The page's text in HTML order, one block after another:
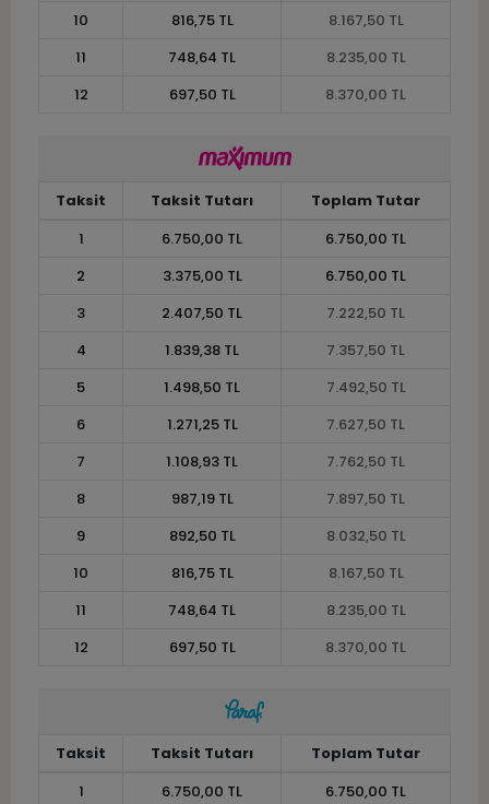
10 816,75 TL
8.167,50 TL
11
748,64 TL
8.235,00 TL
12
697,50 TL 8.370,00 TL
Taksit Taksit Tutarı
Toplam Tutar
1
6.750,00 TL
6.750,00 TL
2
3.375,00 TL
6.750,00 TL
3
2.407,50 TL
7.222,50 TL
4
1.839,38 TL
7.357,50 TL
5
1.498,50 TL
7.492,50 TL
6
1.271,25 TL
7.627,50 TL
7
1.108,93 TL
7.762,50 TL
8
987,19 TL
7.897,50 TL
9
892,50 TL
8.032,50 TL
10
816,75 TL
8.167,50 TL
11
748,64 TL
8.235,00 TL
12
697,50 TL 8.370,00 TL
Taksit Taksit Tutarı
Toplam Tutar
1
6.750,00 TL
6.750,00 TL